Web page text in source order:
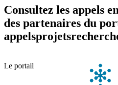
Consultez les appels
des partenaires du
Le portail